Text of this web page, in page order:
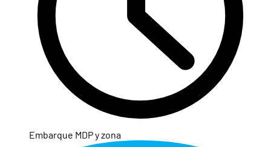
Embarque MDP y zona